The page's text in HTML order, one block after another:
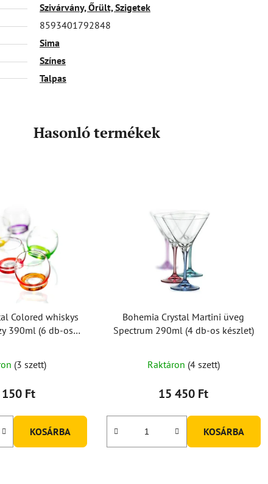
Szivárvány, Őrült, Szigetek
8593401792848
Sima
Színes
Talpas
Hasonló termékek
Colored whiskys
390ml (6 db-os
termék
átlagos
5-
(3 szett)
Ft
KOSÁRBA
Bohemia Crystal Martini üveg
Spectrum 290ml (4 db-os készlet)
termék
átlagos
5-
Raktáron (4 szett)
15 450 Ft
KOSÁRBA